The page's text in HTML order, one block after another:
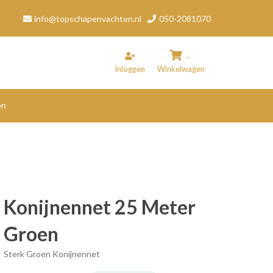
info@topschapenvachten.nl 050-2081070
Inloggen
-
Winkelwagen
Vul hem met producten.
Konijnennet 25 Meter
Groen
Sterk Groen Konijnennet